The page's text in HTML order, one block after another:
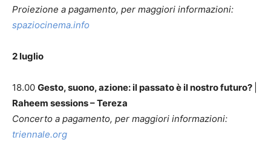
Proiezione a pagamento, per maggiori informazioni:
spaziocinema.info
2 luglio
18.00 Gesto, suono, azione: il passato è il nostro futuro?
Raheem sessions – Tereza
Concerto a pagamento, per maggiori informazioni:
triennale.org